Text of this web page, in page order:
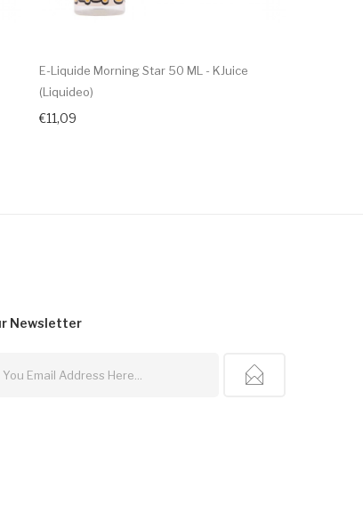
E-Liquide Morning Star 50 ML - KJuice
(Liquideo)
€11,09
Newsletter